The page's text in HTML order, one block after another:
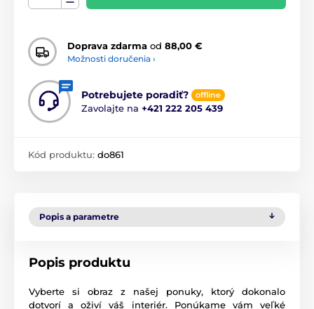
Doprava zdarma od 88,00 €
Možnosti doručenia ›
Potrebujete poradiť? offline
Zavolajte na +421 222 205 439
Kód produktu: do861
Popis a parametre
Popis produktu
Vyberte si obraz z našej ponuky, ktorý dokonalo
dotvorí a oživí váš interiér. Ponúkame vám veľké